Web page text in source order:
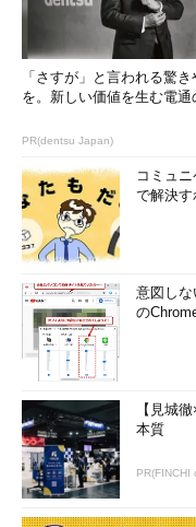
「さすが」と言われる驚
を。新しい価値を生む電通
PR(dentsu Japan)
コミュ
で解決
意図し
の
【見城
本質
PR(FINCHI